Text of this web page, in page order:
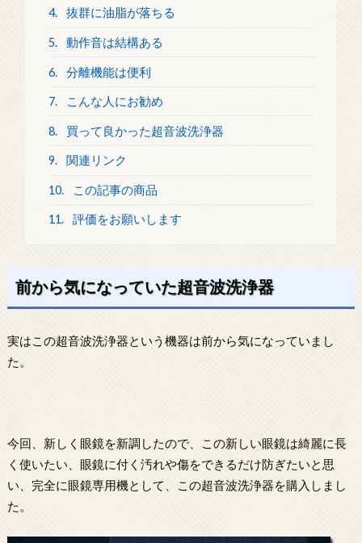
4. 抜群に油脂が落ちる
5. 動作音は結構ある
6. 分離機能は便利
7. こんな人にお勧め
8. 買って良かった超音波洗浄器
9. 関連リンク
10. この記事の商品
11. 評価をお願いします
前から気になっていた超音波洗浄器
実はこの超音波洗浄器という機器は前から気になっていまし
た。
今回、新しく眼鏡を新調したので、この新しい眼鏡は綺麗に長
く使いたい、眼鏡に付く汚れや傷をできるだけ防ぎたいと思
い、完全に眼鏡専用機として、この超音波洗浄器を購入しまし
た。